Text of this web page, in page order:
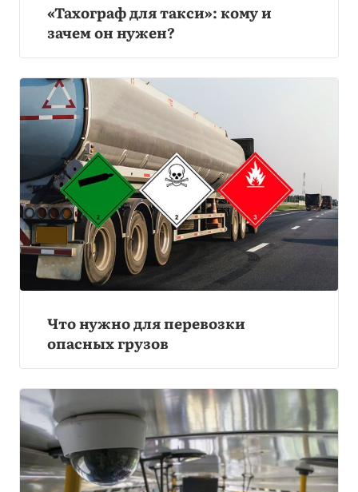
«Тахограф для такси»: кому и
зачем он нужен?
Что нужно для перевозки
опасных грузов